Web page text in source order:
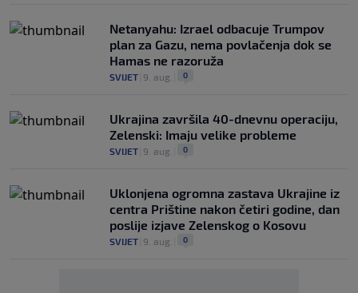
Netanyahu: Izrael odbacuje Trumpov
plan za Gazu, nema povlačenja dok se
Hamas ne razoruža
SVIJET 9. aug. 0
Ukrajina završila 40-dnevnu operaciju,
Zelenski: Imaju velike probleme
SVIJET 9. aug. 0
Uklonjena ogromna zastava Ukrajine iz
centra Prištine nakon četiri godine, dan
poslije izjave Zelenskog o Kosovu
SVIJET 9. aug. 0